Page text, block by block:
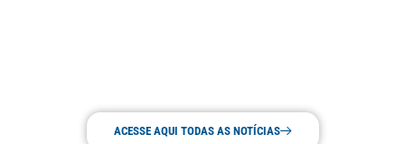
ACESSE AQUI TODAS AS NOTÍCIAS